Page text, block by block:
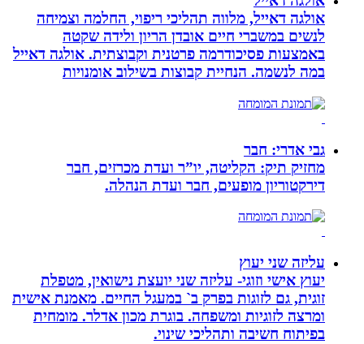
אולגה דאייל, מלווה תהליכי ריפוי, החלמה וצמיחה
לנשים במשברי חיים אובדן הריון ולידה שקטה
באמצעות פסיכודרמה פרטנית וקבוצתית. אולגה דאייל
במה לנשמה. ‏הנחיית קבוצות בשילוב אומנויות‏
גבי אדרי: חבר
מחזיק תיק: הקליטה, יו”ר ועדת מכרזים, חבר
דירקטוריון מופעים, חבר ועדת הנהלה.
עליזה שני יעוץ
יעוץ אישי וזוגי- עליזה שני יועצת נישואין, מטפלת
זוגית, גם לזוגות בפרק ב` במעגל החיים. מאמנת אישית
ומרצה לזוגיות ומשפחה. בוגרת מכון אדלר. מומחית
בפיתוח חשיבה ותהליכי שינוי.